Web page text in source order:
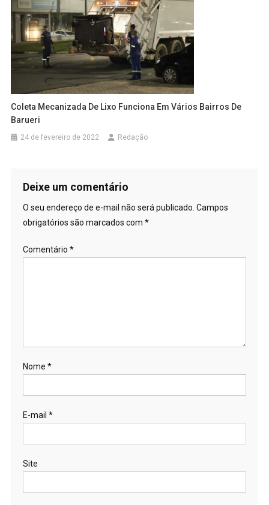
Coleta Mecanizada De Lixo Funciona Em Vários Bairros De
Barueri
24 de fevereiro de 2022 Redação
Deixe um comentário
O seu endereço de e-mail não será publicado. Campos
obrigatórios são marcados com *
Comentário *
Nome *
E-mail *
Site